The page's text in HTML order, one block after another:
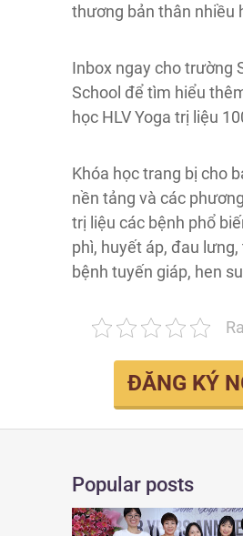
thương bản thân nhiều
Inbox ngay cho trường
School để tìm hiểu
học HLV Yoga trị liệu
Khóa học trang bị cho
nền tảng và các
trị liệu các bệnh phổ
phì, huyết áp, đau
bệnh tuyến giáp, hen
ĐĂNG KÝ
Popular posts